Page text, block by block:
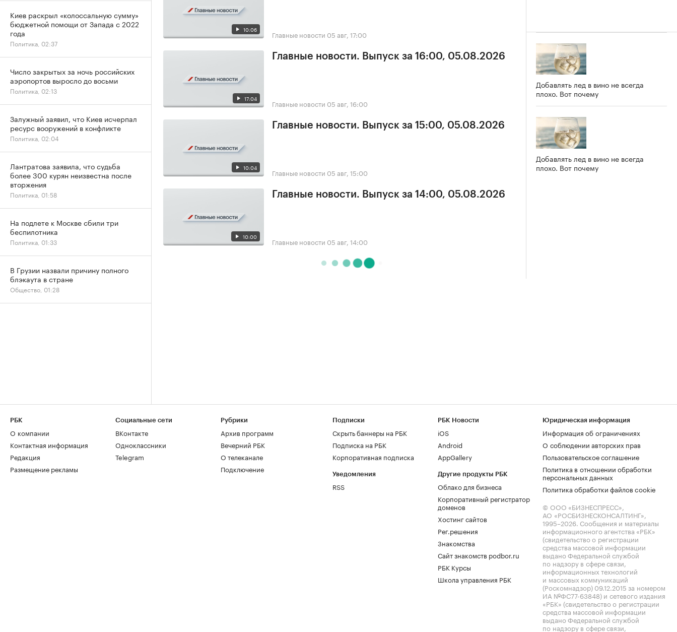
10:06 Главные новости 05 авг, 17:00
17:04
Главные новости. Выпуск за 16:00, 05.08.2026
Главные новости 05 авг, 16:00
10:04
Главные новости. Выпуск за 15:00, 05.08.2026
Главные новости 05 авг, 15:00
10:00
Главные новости. Выпуск за 14:00, 05.08.2026
Главные новости 05 авг, 14:00
Добавлять лед в вино не всегда
плохо. Вот почему
Добавлять лед в вино не всегда
плохо. Вот почему
Киев раскрыл «колоссальную сумму»
бюджетной помощи от Запада с 2022
года
Политика, 02:37
Число закрытых за ночь российских
аэропортов выросло до восьми
Политика, 02:13
Залужный заявил, что Киев исчерпал
ресурс вооружений в конфликте
Политика, 02:04
Лантратова заявила, что судьба
более 300 курян неизвестна после
вторжения
Политика, 01:58
На подлете к Москве сбили три
беспилотника
Политика, 01:33
В Грузии назвали причину полного
блэкаута в стране
Общество, 01:28
РБК
О компании
Контактная информация
Редакция
Размещение рекламы
Социальные сети
ВКонтакте
Одноклассники
Telegram
Рубрики
Архив программ
Вечерний РБК
О телеканале
Подключение
Подписки
Скрыть баннеры на РБК
Подписка на РБК
Корпоративная подписка
Уведомления
RSS
РБК Новости
iOS
Android
AppGallery
Другие продукты РБК
Облако для бизнеса
Корпоративный регистратор
доменов
Хостинг сайтов
Рег.решения
Знакомства
Сайт знакомств podbor.ru
РБК Курсы
Школа управления РБК
Юридическая информация
Информация об ограничениях
О соблюдении авторских прав
Пользовательское соглашение
Политика в отношении обработки
персональных данных
Политика обработки файлов cookie
© ООО «БИЗНЕСПРЕСС»,
АО «РОСБИЗНЕСКОНСАЛТИНГ»,
1995–2026. Сообщения и материалы
информационного агентства «РБК»
(свидетельство о регистрации
средства массовой информации
выдано Федеральной службой
по надзору в сфере связи,
информационных технологий
и массовых коммуникаций
(Роскомнадзор) 09.12.2015 за номером
ИА №ФС77-63848) и сетевого издания
«РБК» (свидетельство о регистрации
средства массовой информации
выдано Федеральной службой
по надзору в сфере связи,